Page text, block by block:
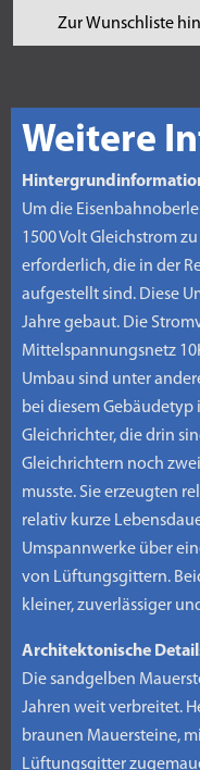
Zur Wunschliste
Weitere
Um die
1500 Volt Gleichstrom
erforderlich, die in der
aufgestellt sind. Diese
Jahre gebaut. Die
Mittelspannungsnetz
Umbau sind unter
bei diesem Gebäudetyp
Gleichrichter, die drin
Gleichrichtern noch
musste. Sie erzeugten
relativ kurze
Umspannwerke über
von Lüftungsgittern.
kleiner, zuverlässiger
Architektonische
Die sandgelben
Jahren weit verbreitet.
braunen Mauersteine,
Lüftungsgitter